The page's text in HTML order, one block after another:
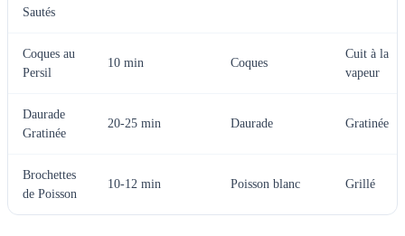
Sautés
Coques au
Persil
10 min Coques
Cuit à la
vapeur
Daurade
Gratinée
20-25 min Daurade Gratinée
Brochettes
de Poisson
10-12 min Poisson blanc Grillé